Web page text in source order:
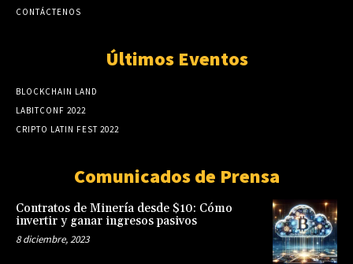
CONTÁCTENOS
Últimos Eventos
BLOCKCHAIN LAND
LABITCONF 2022
CRIPTO LATIN FEST 2022
Comunicados de Prensa
Contratos de Minería desde $10: Cómo
invertir y ganar ingresos pasivos
8 diciembre, 2023